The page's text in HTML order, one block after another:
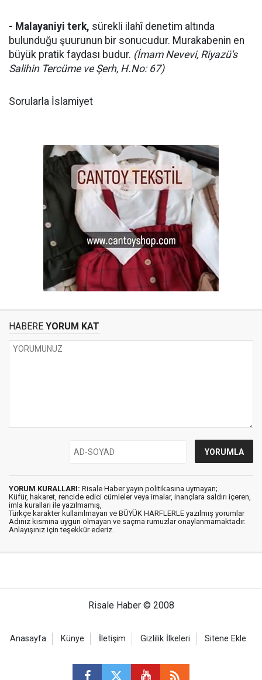
- Malayaniyi terk, sürekli ilahî denetim altında
bulunduğu şuurunun bir sonucudur. Murakabenin en
büyük pratik faydası budur. (İmam Nevevi, Riyazü's
Salihin Tercüme ve Şerh, H.No: 67)
Sorularla İslamiyet
HABERE YORUM KAT
YORUM KURALLARI: Risale Haber yayın politikasına uymayan;
Küfür, hakaret, rencide edici cümleler veya imalar, inançlara saldırı içeren,
imla kuralları ile yazılmamış,
Türkçe karakter kullanılmayan ve BÜYÜK HARFLERLE yazılmış yorumlar
Adınız kısmına uygun olmayan ve saçma rumuzlar onaylanmamaktadır.
Anlayışınız için teşekkür ederiz.
Risale Haber © 2008
Anasayfa Künye İletişim Gizlilik İlkeleri Sitene Ekle